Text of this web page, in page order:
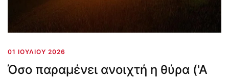
01 ΙΟΥΛΊΟΥ 2026
Όσο παραμένει ανοιχτή η θύρα ('Α